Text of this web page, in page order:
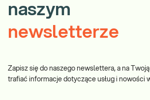
naszym
newsletterze
Zapisz się do naszego newslettera, a na
trafiać informacje dotyczące usług i nowości